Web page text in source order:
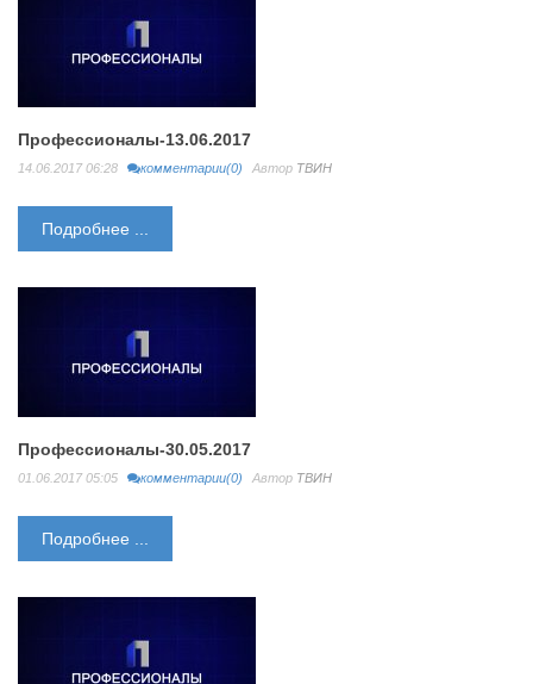
Профессионалы-13.06.2017
14.06.2017 06:28 комментарии(0) Автор ТВИН
Подробнее ...
Профессионалы-30.05.2017
01.06.2017 05:05 комментарии(0) Автор ТВИН
Подробнее ...